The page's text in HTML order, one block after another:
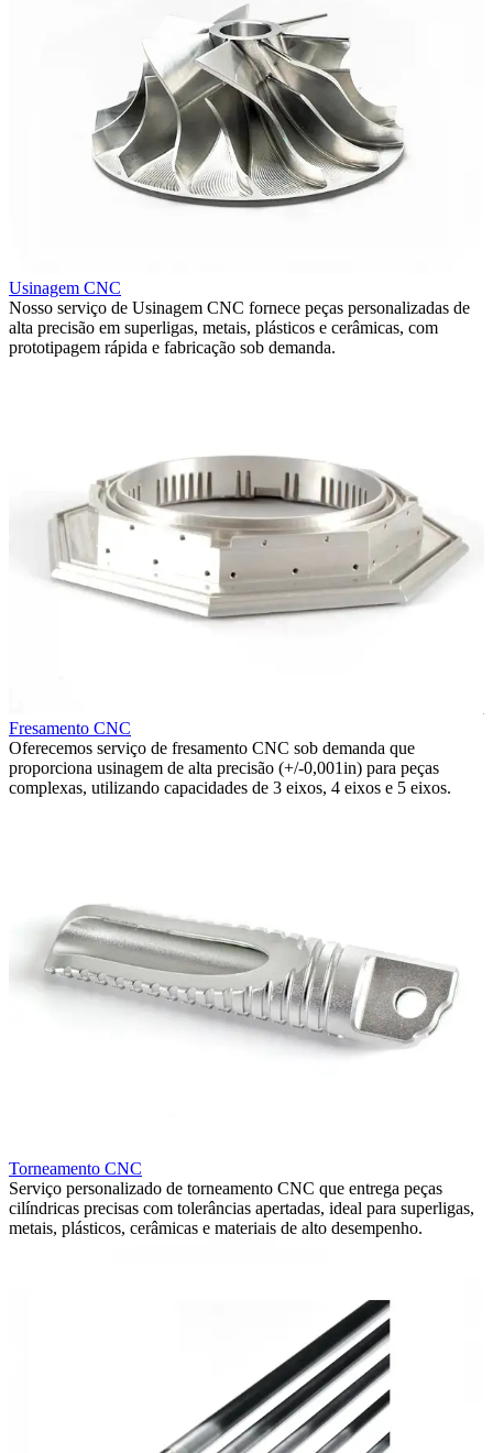
Usinagem CNC
Nosso serviço de Usinagem CNC fornece peças personalizadas de
alta precisão em superligas, metais, plásticos e cerâmicas, com
prototipagem rápida e fabricação sob demanda.
Fresamento CNC
Oferecemos serviço de fresamento CNC sob demanda que
proporciona usinagem de alta precisão (+/-0,001in) para peças
complexas, utilizando capacidades de 3 eixos, 4 eixos e 5 eixos.
Torneamento CNC
Serviço personalizado de torneamento CNC que entrega peças
cilíndricas precisas com tolerâncias apertadas, ideal para superligas,
metais, plásticos, cerâmicas e materiais de alto desempenho.